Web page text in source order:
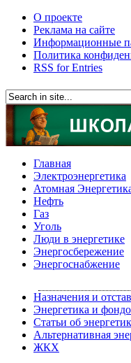
О проекте
Реклама на сайте
Информационные
Политика
RSS for Entries
Главная
Электроэнергетика
Атомная
Нефть
Газ
Уголь
Люди в энергетике
Энергосбережение
Энергоснабжение
Назначения и
Энергетика и
Статьи об
Альтернативная
ЖКХ